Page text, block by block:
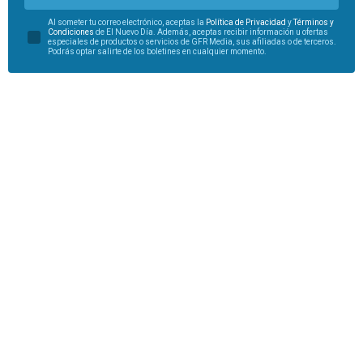
Al someter tu correo electrónico, aceptas la Política de Privacidad y
Términos y
Condiciones de El Nuevo Día. Además, aceptas recibir información u ofertas
especiales de productos o servicios de GFR Media, sus afiliadas o de terceros.
Podrás optar salirte de los boletines en cualquier momento.